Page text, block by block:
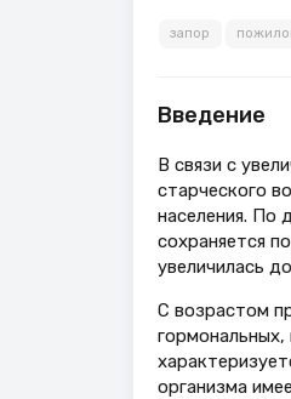
запор
Введение
В связи с
старческого
населения. По
сохраняется
увеличилась
С возрастом
организма